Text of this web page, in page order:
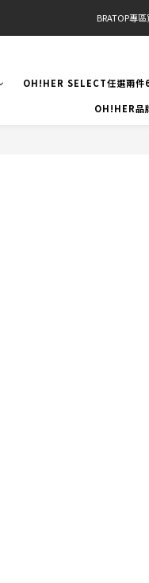
官網限定
BRATOP專
官網限
OH!HER SELECT任選兩件
OH!HER品